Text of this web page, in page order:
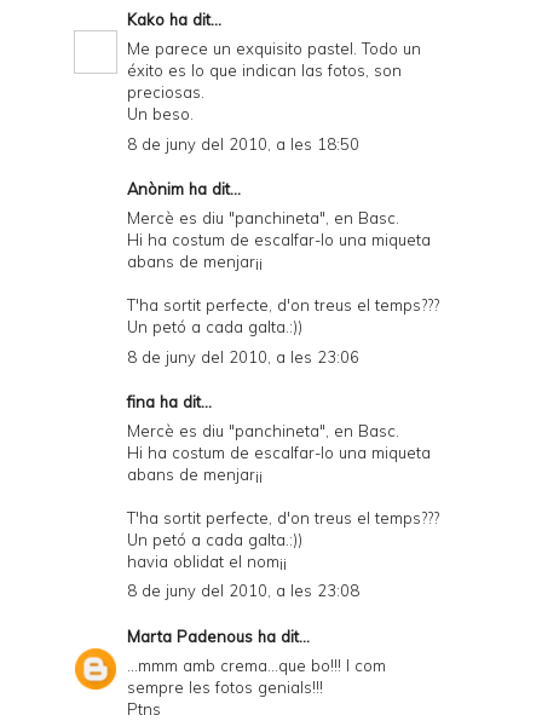
Kako ha dit...
Me parece un exquisito pastel. Todo un
éxito es lo que indican las fotos, son
preciosas.
Un beso.
8 de juny del 2010, a les 18:50
Anònim ha dit...
Mercè es diu "panchineta", en Basc.
Hi ha costum de escalfar-lo una miqueta
abans de menjar¡¡
T'ha sortit perfecte, d'on treus el temps???
Un petó a cada galta.:))
8 de juny del 2010, a les 23:06
fina ha dit...
Mercè es diu "panchineta", en Basc.
Hi ha costum de escalfar-lo una miqueta
abans de menjar¡¡
T'ha sortit perfecte, d'on treus el temps???
Un petó a cada galta.:))
havia oblidat el nom¡¡
8 de juny del 2010, a les 23:08
Marta Padenous ha dit...
...mmm amb crema...que bo!!! I com
sempre les fotos genials!!!
Ptns